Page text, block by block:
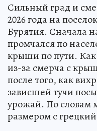
Сильный град и
2026 года на
Бурятия. Сначала
промчался по
крыши по пути.
из-за смерча с
после того, как
зависшей тучи
урожай. По словам
размером с